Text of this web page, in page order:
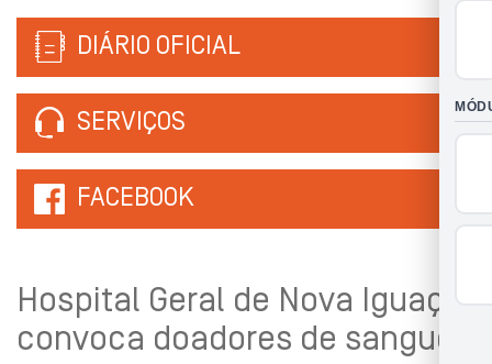
DIÁRIO OFICIAL
SERVIÇOS
FACEBOOK
Hospital Geral de Nova Iguaçu
convoca doadores de sangue